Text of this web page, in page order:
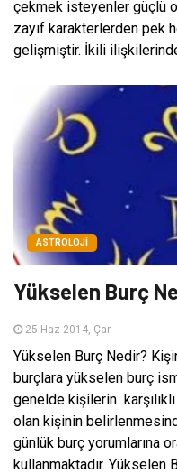
çekmek isteyenler güçlü
zayıf karakterlerden pek
gelişmiştir. İkili
ASTROLOJI
Yükselen Burç
25 Haz 2014, Çar
Yükselen Burç Nedir?
burçlara yükselen burç
genelde kişilerin
olan kişinin
günlük burç yorumlarına
kullanmaktadır. Yükselen